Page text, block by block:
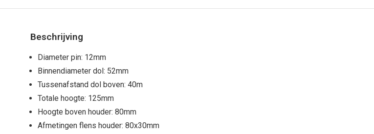
Beschrijving
Diameter pin: 12mm
Binnendiameter dol: 52mm
Tussenafstand dol boven: 40m
Totale hoogte: 125mm
Hoogte boven houder: 80mm
Afmetingen flens houder: 80x30mm